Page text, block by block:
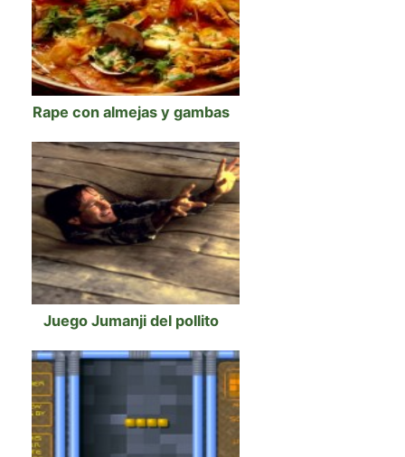
Rape con almejas y gambas
Juego Jumanji del pollito